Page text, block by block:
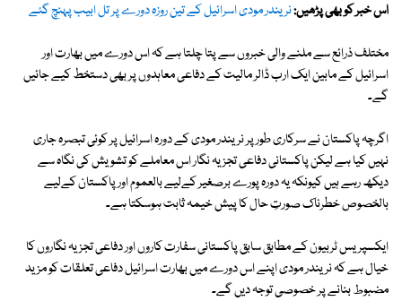
اس خبر کو بھی پڑھیں:نریندر مودی اسرائیل کے تین روزہ دورے پر تل ابیب پہنچ گئے
مختلف ذرائع سے ملنے والی خبروں سے پتا چلتا ہے کہ اس دورے میں بھارت اور
اسرائیل کے مابین ایک ارب ڈالر مالیت کے دفاعی معاہدوں پر بھی دستخط کیے جائیں
گے۔
اگرچہ پاکستان نے سرکاری طور پر نریندر مودی کے دورہ اسرائیل پر کوئی تبصرہ جاری
نہیں کیا ہے لیکن پاکستانی دفاعی تجزیہ نگار اس معاملے کو تشویش کی نگاہ سے
دیکھ رہے ہیں کیونکہ یہ دورہ پورے برصغیر کےلیے بالعموم اور پاکستان کےلیے
بالخصوص خطرناک صورتِ حال کا پیش خیمہ ثابت ہوسکتا ہے۔
ایکسپریس ٹربیون کے مطابق سابق پاکستانی سفارت کاروں اور دفاعی تجزیہ نگاروں کا
خیال ہے کہ نریندر مودی اپنے اس دورے میں بھارت اسرائیل دفاعی تعلقات کو مزید
مضبوط بنانے پر خصوصی توجہ دیں گے۔